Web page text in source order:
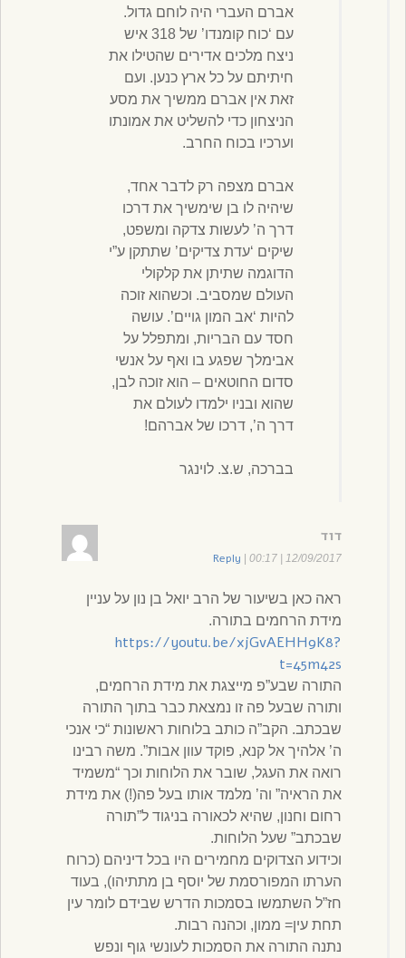
אברם העברי היה לוחם גדול.
עם ‘כוח קומנדו’ של 318 איש
ניצח מלכים אדירים שהטילו את
חיתיתם על כל ארץ כנען. ועם
זאת אין אברם ממשיך את מסע
הניצחון כדי להשליט את אמונתו
וערכיו בכוח החרב.
אברם מצפה רק לדבר אחד,
שיהיה לו בן שימשיך את דרכו
דרך ה’ לעשות צדקה ומשפט,
שיקים ‘עדת צדיקים’ שתתקן ע”י
הדוגמה שתיתן את קלקולי
העולם שמסביב. וכשהוא זוכה
להיות ‘אב המון גויים’. עושה
חסד עם הבריות, ומתפלל על
אבימלך שפגע בו ואף על אנשי
סדום החוטאים – הוא זוכה לבן,
שהוא ובניו ילמדו לעולם את
דרך ה’, דרכו של אברהם!
בברכה, ש.צ. לוינגר
דוד
12/09/2017 | 00:17
Reply
ראה כאן בשיעור של הרב יואל בן נון על עניין
מידת הרחמים בתורה.
https://youtu.be/xjGvAEHH9K8?
t=45m42s
התורה שבע”פ מייצגת את מידת הרחמים,
ותורה שבעל פה זו נמצאת כבר בתוך התורה
שבכתב. הקב”ה כותב בלוחות ראשונות “כי אנכי
ה’ אלהיך אל קנא, פוקד עוון אבות”. משה רבינו
רואה את העגל, שובר את הלוחות וכך “משמיד
את הראיה” וה’ מלמד אותו בעל פה(!) את מידת
רחום וחנון, שהיא לכאורה בניגוד ל”תורה
שבכתב” שעל הלוחות.
וכידוע הצדוקים מחמירים היו בכל דיניהם (כרוח
הערתו המפורסמת של יוסף בן מתתיהו), בעוד
חז”ל השתמשו בסמכות הדרש שבידם לומר עין
תחת עין= ממון, וכהנה רבות.
נתנה התורה את הסמכות לעונשי גוף ונפש